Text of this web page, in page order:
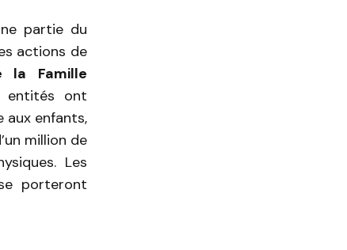
partie du
actions de
la Famille
entités ont
aux enfants,
million de
Les
porteront